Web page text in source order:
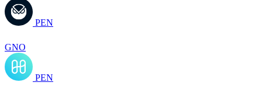
PEN
GNO
PEN